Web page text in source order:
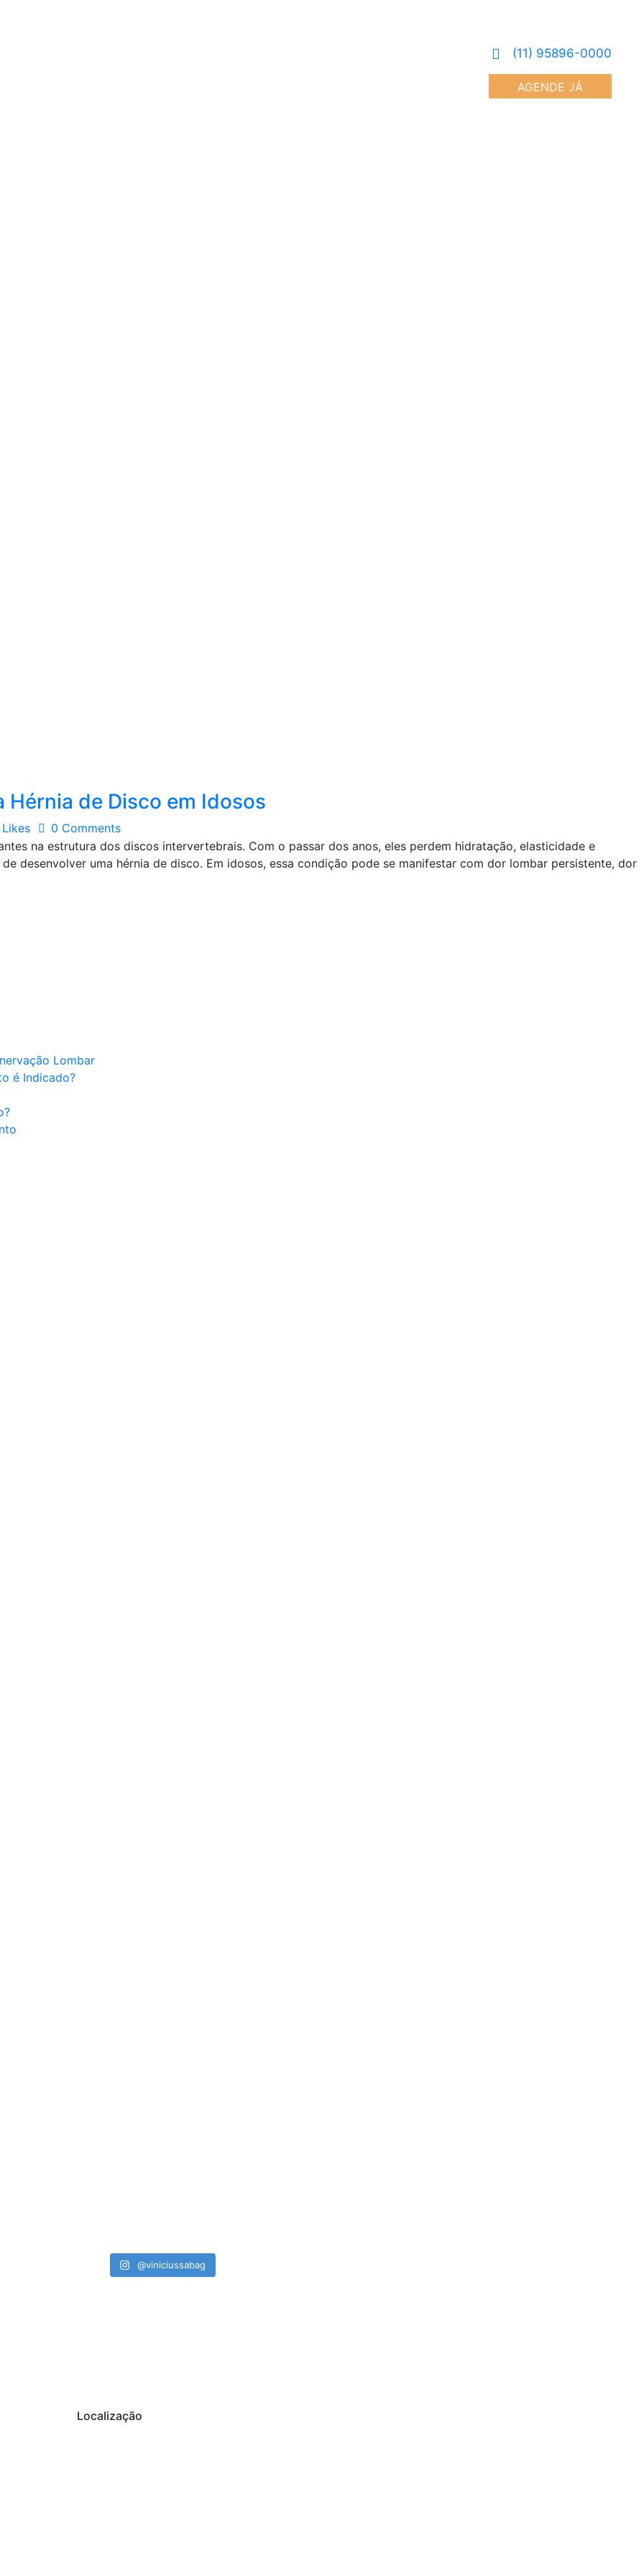
(11) 95896-0000
AGENDE JÁ
Hérnia de Disco em Idosos
Likes 0 Comments
na estrutura dos discos intervertebrais. Com o passar dos anos, eles perdem hidratação, elasticidade e
desenvolver uma hérnia de disco. Em idosos, essa condição pode se manifestar com dor lombar persistente, dor
Lombar
é Indicado?
@viniciussabag
Localização